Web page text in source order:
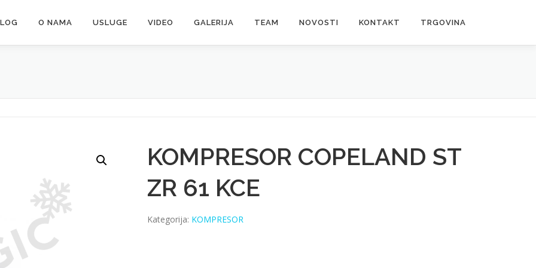
O NAMA USLUGE VIDEO GALERIJA TEAM NOVOSTI KONTAKT TRGOVINA
KOMPRESOR COPELAND ST
ZR 61 KCE
Kategorija: KOMPRESOR